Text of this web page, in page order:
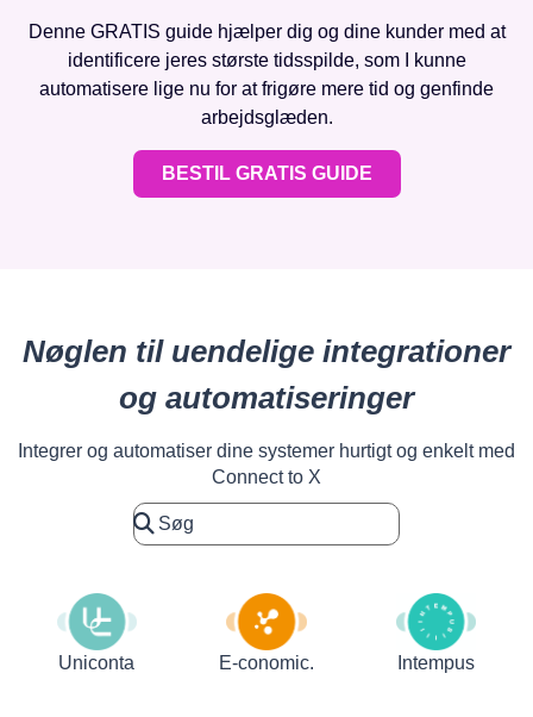
Denne GRATIS guide hjælper dig og dine kunder med at
identificere jeres største tidsspilde, som I kunne
automatisere lige nu for at frigøre mere tid og genfinde
arbejdsglæden.
BESTIL GRATIS GUIDE
Nøglen til uendelige integrationer
og automatiseringer
Integrer og automatiser dine systemer hurtigt og enkelt med
Connect to X
Uniconta E-conomic. Intempus